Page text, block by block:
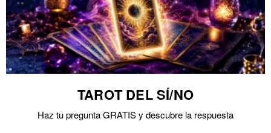
TAROT DEL SÍ/NO
Haz tu pregunta GRATIS y descubre la respuesta